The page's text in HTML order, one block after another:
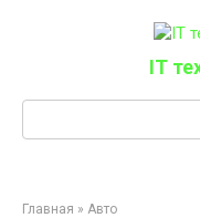
IT
Главная » Авто